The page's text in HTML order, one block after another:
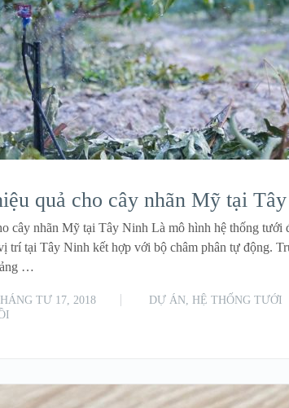
quả cho cây nhãn Mỹ tại
cây nhãn Mỹ tại Tây Ninh Là mô hình hệ thống tưới
trí tại Tây Ninh kết hợp với bộ châm phân tự động.
…
TƯ 17, 2018 DỰ ÁN HỆ THỐNG TƯỚI